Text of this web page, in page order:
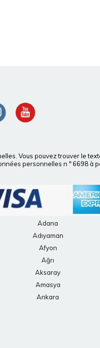
Vous pouvez trouver le
personnelles n ° 6698 à
Adana
Adıyaman
Afyon
Ağrı
Aksaray
Amasya
Ankara